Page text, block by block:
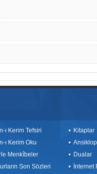
ı Kerim Tefsiri
ı Kerim Oku
Menkîbeler
Son Sözleri
Kitaplar
Dualar
İnternet